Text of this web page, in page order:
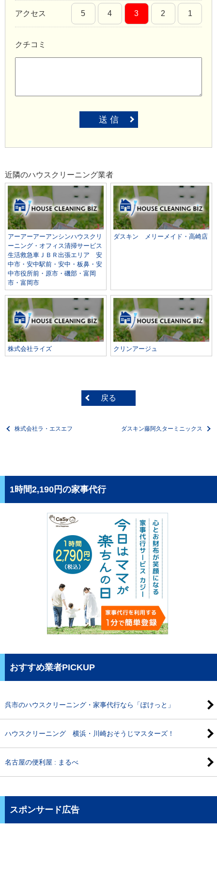
アクセス 5 4 3 2 1
クチコミ
送 信
近隣のハウスクリーニング業者
アーアーアーアンシンハウスクリ
ーニング・オフィス清掃サービス
生活救急車ＪＢＲ出張エリア 安
中市・安中駅前・安中・板鼻・安
中市役所前・原市・磯部・富岡
市・富岡市
ダスキン メリーメイド・高崎店
株式会社ライズ クリンアージュ
戻る
株式会社ラ・エスエフ ダスキン藤阿久ターミニックス
1時間2,190円の家事代行
おすすめ業者PICKUP
呉市のハウスクリーニング・家事代行なら「ぽけっと」
ハウスクリーニング 横浜・川崎おそうじマスターズ！
名古屋の便利屋 : まるべ
スポンサード広告